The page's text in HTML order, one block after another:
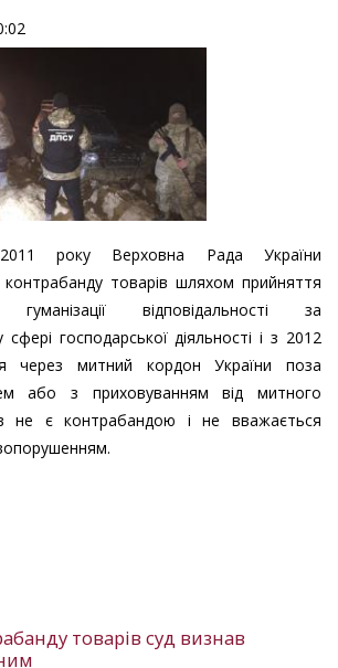
року Верховна Рада України
контрабанду товарів шляхом прийняття
відповідальності за
господарської діяльності і з 2012
через митний кордон України поза
або з приховуванням від митного
не є контрабандою і не вважається
товарів суд визнав